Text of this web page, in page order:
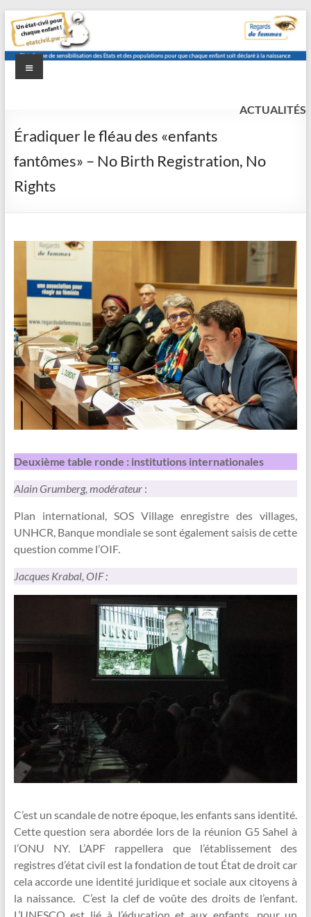
Aller
au
contenu
civil.pw
civil
pour
chaque
!
Menu
ACTUALITÉS
Éradiquer le fléau des «enfants
fantômes» – No Birth Registration, No
Rights
Deuxième table ronde : institutions internationales
Alain Grumberg, modérateur :
Plan international, SOS Village enregistre des villages,
UNHCR, Banque mondiale se sont également saisis de cette
question comme l’OIF.
Jacques Krabal, OIF :
C’est un scandale de notre époque, les enfants sans identité.
Cette question sera abordée lors de la réunion G5 Sahel à
l’ONU NY. L’APF rappellera que l’établissement des
registres d’état civil est la fondation de tout État de droit car
cela accorde une identité juridique et sociale aux citoyens à
la naissance. C’est la clef de voûte des droits de l’enfant.